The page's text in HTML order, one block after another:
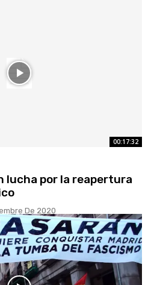
00:17:32
lucha por la reapertura
De 2020